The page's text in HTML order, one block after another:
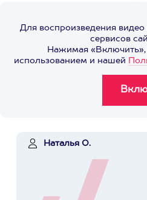
Для воспроизведения
сервисов
Нажимая «Включить»,
использованием и нашей
Наталья О.